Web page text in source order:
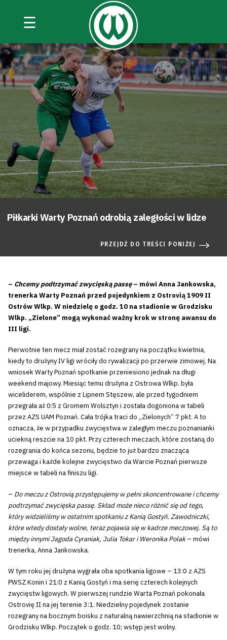
☰
Piłkarki Warty Poznań odrobią zaległości w lidze
PRZEJDŹ DO TREŚCI PONIŻEJ
– Chcemy podtrzymać zwycięską passę– mówi Anna Jankowska,
trenerka Warty Poznań przed pojedynkiem z Ostrovią 1909 II
Ostrów Wlkp. W niedzielę o godz. 10 na stadionie w Grodzisku
Wlkp. „Zielone” mogą wykonać ważny krok w stronę awansu do
III ligi.
Pierwotnie ten mecz miał zostać rozegrany na początku kwietnia,
kiedy to drużyny IV ligi wróciły do rywalizacji po przerwie zimowej. Na
wniosek Warty Poznań spotkanie przeniesiono jednak na długi
weekend majowy. Miesiąc temu drużyna z Ostrowa Wlkp. była
wiceliderem, wspólnie z Lipnem Stęszew, ale przed tygodniem
przegrała aż 0:5 z Gromem Wolsztyn i została dogoniona w tabeli
przez AZS UAM Poznań. Cała trójka traci do „Zielonych” 7 pkt. A to
oznacza, że w przypadku zwycięstwa w zaległym meczu poznanianki
uciekną reszcie na 10 pkt. Przy czterech meczach, które zostaną do
rozegrania do końca sezonu, będzie to już bardzo znacząca
przewaga i każde kolejne zwycięstwo da Warcie Poznań pierwsze
miejsce w tabeli na finiszu ligi.
– Do meczu z Ostrovią przystępujemy w pełni skoncentrowane i chcemy
podtrzymać zwycięska passę. Skład może nieco różnić się od tego,
który widzieliśmy w ostatnim spotkaniu z Kanią Gostyń. Zawodniczki,
które wtedy dostały wolne, teraz pojawia się w kadrze meczowej. Są to
między innymi Jagoda Cyraniak, Julia Tokar i Weronika Polak– mówi
trenerka, Anna Jankowska.
W tym roku jej drużyna wygrała oba spotkania ligowe – 13:0 z AZS
PWSZ Konin i 21:0 z Kanią Gostyń i ma serię czterech kolejnych
zwycięstw ligowych. W pierwszej rundzie Warta Poznań pokonała
Ostrovię II na jej terenie 3:1. Niedzielny pojedynek zostanie
rozegrany na bocznym boisku z naturalną nawierzchnią na stadionie w
Grodzisku Wlkp. Początek o godz. 10; wstęp jest wolny.